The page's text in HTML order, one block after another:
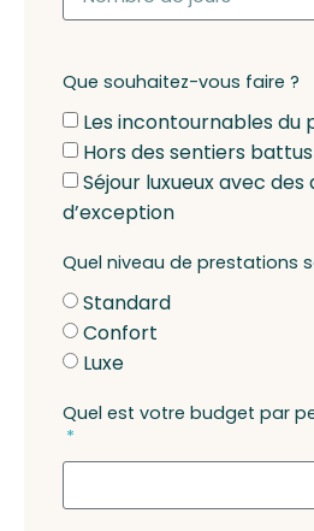
Que souhaitez-vous faire ?
Les incontournables du
Hors des sentiers battus
Séjour luxueux avec
d’exception
Quel niveau de prestations
Standard
Confort
Luxe
Quel est votre budget par